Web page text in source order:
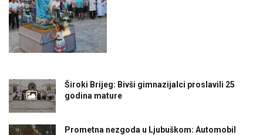
Široki Brijeg: Bivši gimnazijalci proslavili 25
godina mature
Prometna nezgoda u Ljubuškom: Automobil